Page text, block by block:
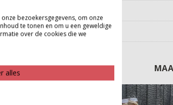
bezoekersgegevens, om onze
te tonen en om u een geweldige
over de cookies die we
alles